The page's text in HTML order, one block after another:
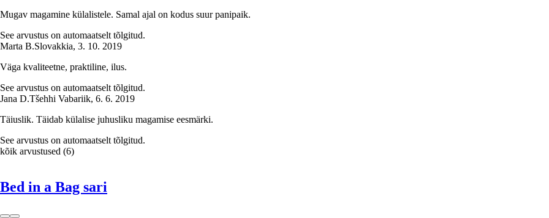
Mugav magamine külalistele. Samal ajal on kodus suur panipaik.
See arvustus on automaatselt tõlgitud.
Marta B.Slovakkia, 3. 10. 2019
Väga kvaliteetne, praktiline, ilus.
See arvustus on automaatselt tõlgitud.
Jana D.Tšehhi Vabariik, 6. 6. 2019
Täiuslik. Täidab külalise juhusliku magamise eesmärki.
See arvustus on automaatselt tõlgitud.
kõik arvustused (6)
Bed in a Bag sari